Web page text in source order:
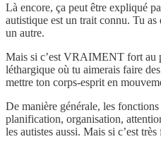
Là encore, ça peut être expliqué
autistique est un trait connu. Tu as
un autre.
Mais si c’est VRAIMENT fort au
léthargique où tu aimerais faire
mettre ton corps-esprit en
De manière générale, les
planification, organisation,
les autistes aussi. Mais si c’est